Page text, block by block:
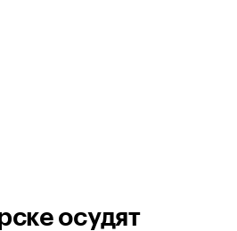
осудят